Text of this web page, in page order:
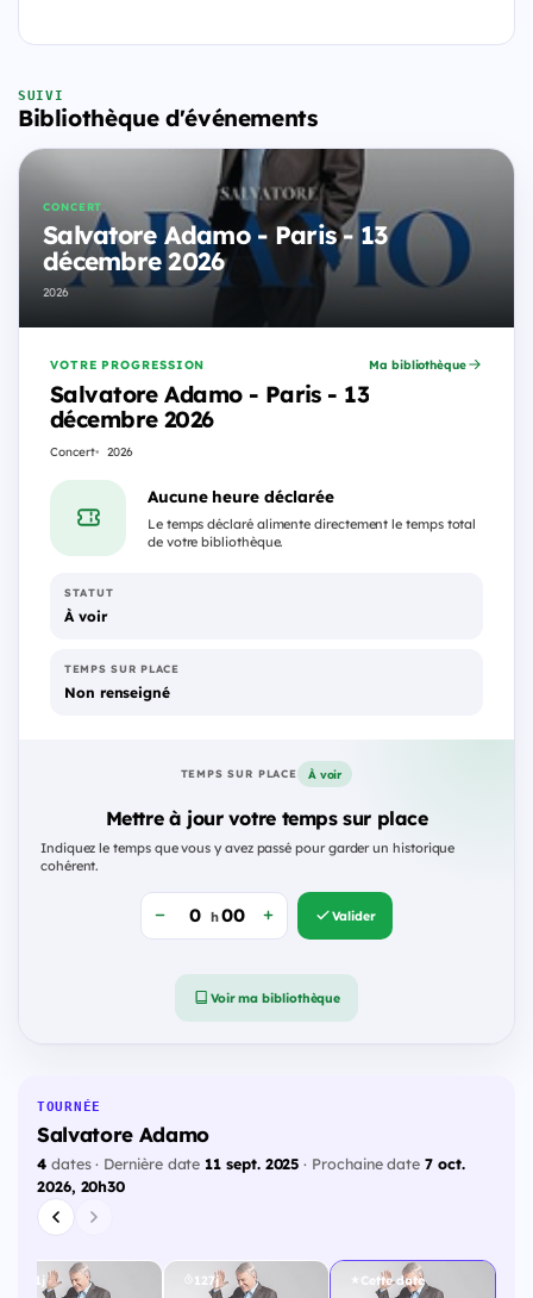
SUIVI
Bibliothèque d'événements
CONCERT
Salvatore Adamo - Paris - 13
décembre 2026
2026
VOTRE PROGRESSION
Salvatore Adamo - Paris - 13
décembre 2026
Concert 2026
Ma bibliothèque
Aucune heure déclarée
Le temps déclaré alimente directement le temps total
de votre bibliothèque.
STATUT
À voir
TEMPS SUR PLACE
Non renseigné
TEMPS SUR PLACE À voir
Mettre à jour votre temps sur place
Indiquez le temps que vous y avez passé pour garder un historique
cohérent.
h Valider
Voir ma bibliothèque
TOURNÉE
Salvatore Adamo
4dates · Dernière date 11 sept. 2025 · Prochaine date7 oct.
2026, 20h30
61j 127j Cette date